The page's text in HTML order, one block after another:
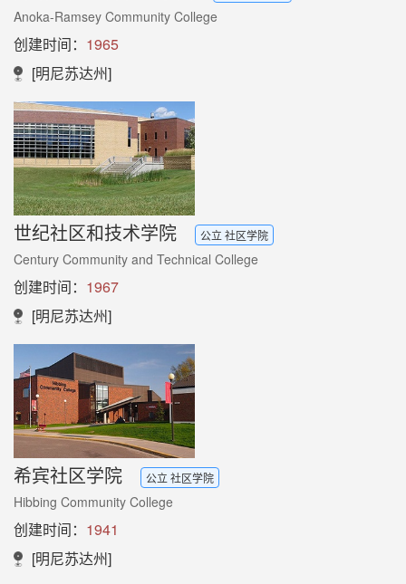
Anoka-Ramsey Community College
创建时间： 1965
[明尼苏达州]
世纪社区和技术学院 公立 社区学院
Century Community and Technical College
创建时间： 1967
[明尼苏达州]
希宾社区学院 公立 社区学院
Hibbing Community College
创建时间： 1941
[明尼苏达州]